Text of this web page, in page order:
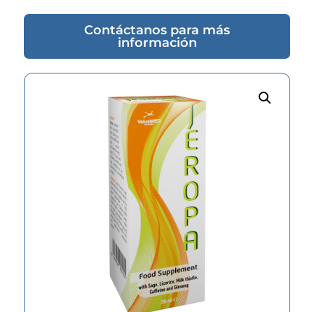
Contáctanos para más
información